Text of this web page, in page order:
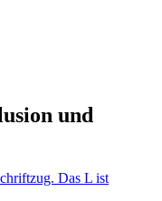
und